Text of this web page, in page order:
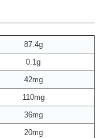
87.4g
0.1g
42mg
110mg
36mg
20mg